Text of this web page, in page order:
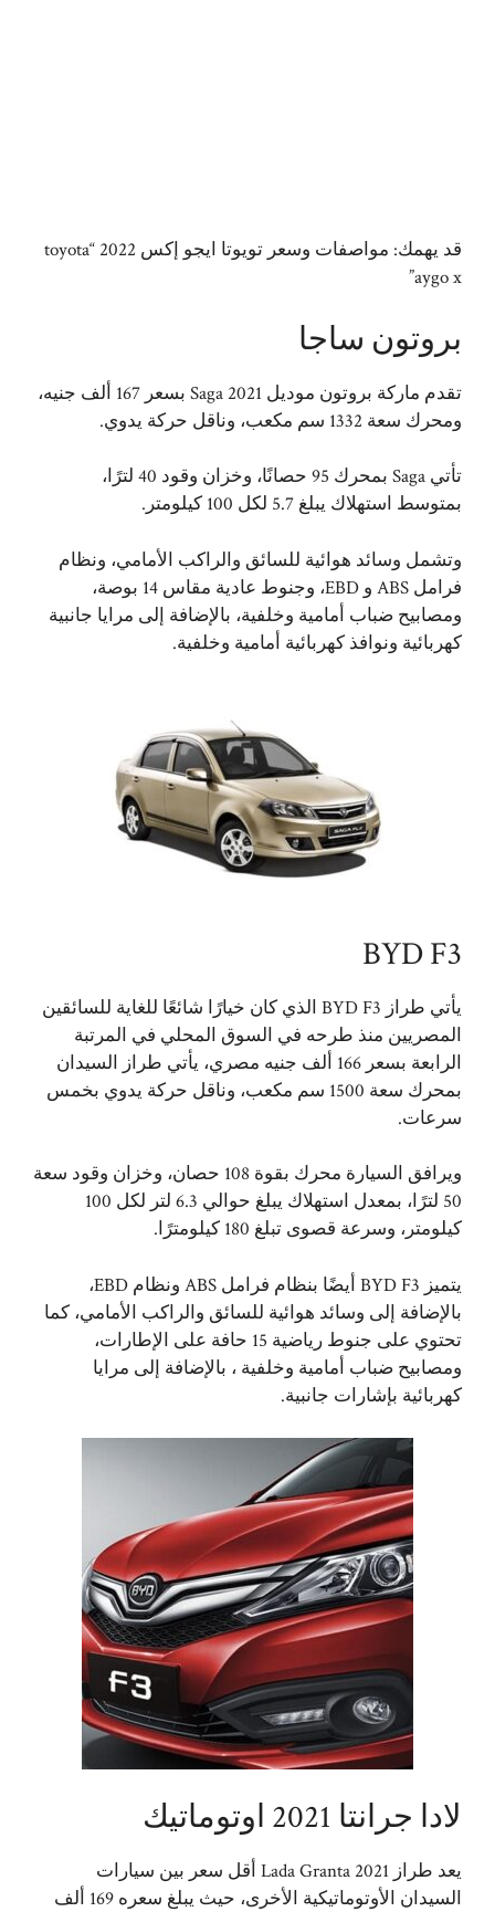
قد يهمك:
مواصفات وسعر تويوتا ايجو إكس 2022 “toyota
aygo x”
بروتون ساجا
تقدم ماركة بروتون موديل Saga 2021 بسعر 167 ألف جنيه،
ومحرك سعة 1332 سم مكعب، وناقل حركة يدوي.
تأتي Saga بمحرك 95 حصانًا، وخزان وقود 40 لترًا،
بمتوسط ​​استهلاك يبلغ 5.7 لكل 100 كيلومتر.
وتشمل وسائد هوائية للسائق والراكب الأمامي، ونظام
فرامل ABS و EBD، وجنوط عادية مقاس 14 بوصة،
ومصابيح ضباب أمامية وخلفية، بالإضافة إلى مرايا جانبية
كهربائية ونوافذ كهربائية أمامية وخلفية.
BYD F3
يأتي طراز BYD F3 الذي كان خيارًا شائعًا للغاية للسائقين
المصريين منذ طرحه في السوق المحلي في المرتبة
الرابعة بسعر 166 ألف جنيه مصري، يأتي طراز السيدان
بمحرك سعة 1500 سم مكعب، وناقل حركة يدوي بخمس
سرعات.
ويرافق السيارة محرك بقوة 108 حصان، وخزان وقود سعة
50 لترًا، بمعدل استهلاك يبلغ حوالي 6.3 لتر لكل 100
كيلومتر، وسرعة قصوى تبلغ 180 كيلومترًا.
يتميز BYD F3 أيضًا بنظام فرامل ABS ونظام EBD،
بالإضافة إلى وسائد هوائية للسائق والراكب الأمامي، كما
تحتوي على جنوط رياضية 15 حافة على الإطارات،
ومصابيح ضباب أمامية وخلفية ، بالإضافة إلى مرايا
كهربائية بإشارات جانبية.
لادا جرانتا 2021 اوتوماتيك
يعد طراز Lada Granta 2021 أقل سعر بين سيارات
السيدان الأوتوماتيكية الأخرى، حيث يبلغ سعره 169 ألف